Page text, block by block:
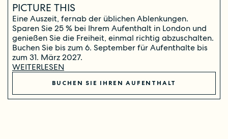
PICTURE THIS
Eine Auszeit, fernab der üblichen Ablenkungen.
Sparen Sie 25 % bei Ihrem Aufenthalt in London und
genießen Sie die Freiheit, einmal richtig abzuschalten.
Buchen Sie bis zum 6. September für Aufenthalte bis
zum 31. März 2027.
WEITERLESEN
BUCHEN SIE IHREN AUFENTHALT